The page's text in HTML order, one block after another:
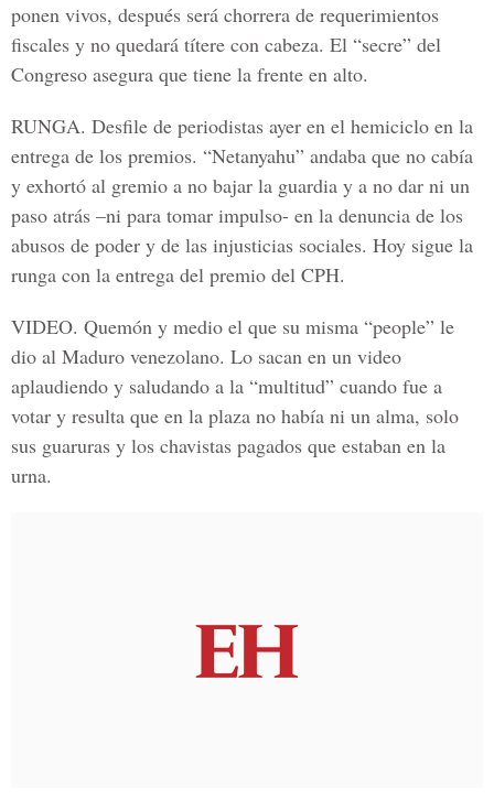
ponen vivos, después será chorrera de requerimientos
fiscales y no quedará títere con cabeza. El “secre” del
Congreso asegura que tiene la frente en alto.
RUNGA. Desfile de periodistas ayer en el hemiciclo en la
entrega de los premios. “Netanyahu” andaba que no cabía
y exhortó al gremio a no bajar la guardia y a no dar ni un
paso atrás –ni para tomar impulso- en la denuncia de los
abusos de poder y de las injusticias sociales. Hoy sigue la
runga con la entrega del premio del CPH.
VIDEO. Quemón y medio el que su misma “people” le
dio al Maduro venezolano. Lo sacan en un video
aplaudiendo y saludando a la “multitud” cuando fue a
votar y resulta que en la plaza no había ni un alma, solo
sus guaruras y los chavistas pagados que estaban en la
urna.